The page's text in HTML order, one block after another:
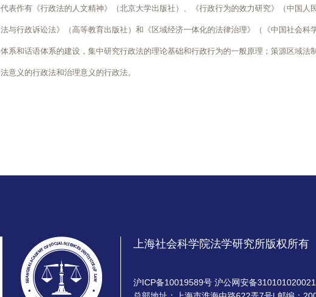
代表作有《行政法的人文精神》（北京大学出版社）、《行政行为的效力研究》（中国
法与行政诉讼法》（高等教育出版社）和《区域经济一体化的法律治理》（《中国社会
体系和话语体系的建设，集中研究行政法的理论基础和行政行为的一般原理；策源区域
法意义的行政法和治理意义的行政法。
上海社会科学院法学研究所版权所有
沪ICP备10019589号 沪公网安备